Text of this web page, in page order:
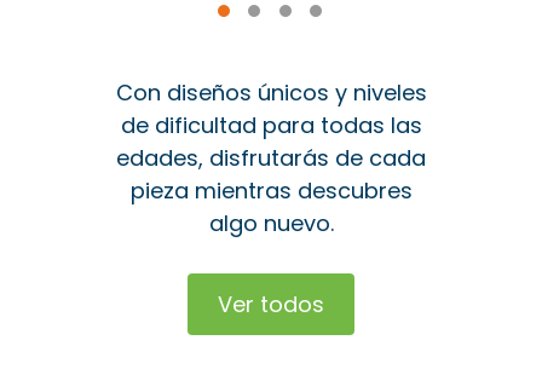
Con diseños únicos y niveles
de dificultad para todas las
edades, disfrutarás de cada
pieza mientras descubres
algo nuevo.
Ver todos